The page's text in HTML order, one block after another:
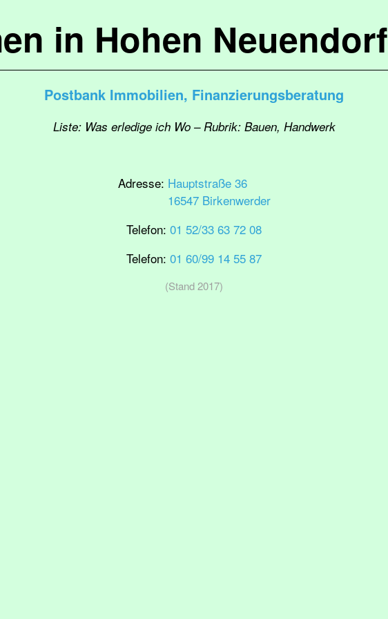
in Hohen Neuendorf
Postbank Immobilien, Finanzierungsberatung
Liste: Was erledige ich Wo – Rubrik: Bauen, Handwerk
Adresse: Hauptstraße 36
16547 Birkenwerder
Telefon: 01 52/33 63 72 08
Telefon: 01 60/99 14 55 87
(Stand 2017)